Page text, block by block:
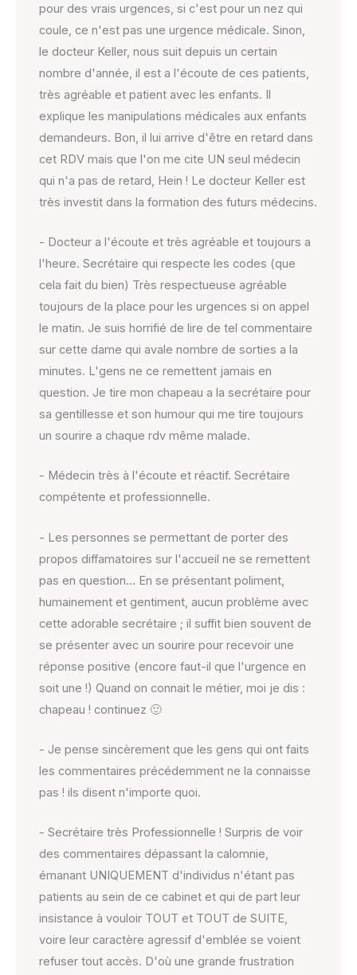
pour des vrais urgences, si c'est pour un nez qui
coule, ce n'est pas une urgence médicale. Sinon,
le docteur Keller, nous suit depuis un certain
nombre d'année, il est a l'écoute de ces patients,
très agréable et patient avec les enfants. Il
explique les manipulations médicales aux enfants
demandeurs. Bon, il lui arrive d'être en retard dans
cet RDV mais que l'on me cite UN seul médecin
qui n'a pas de retard, Hein ! Le docteur Keller est
très investit dans la formation des futurs médecins.
- Docteur a l'écoute et très agréable et toujours a
l'heure. Secrétaire qui respecte les codes (que
cela fait du bien) Très respectueuse agréable
toujours de la place pour les urgences si on appel
le matin. Je suis horrifié de lire de tel commentaire
sur cette dame qui avale nombre de sorties a la
minutes. L'gens ne ce remettent jamais en
question. Je tire mon chapeau a la secrétaire pour
sa gentillesse et son humour qui me tire toujours
un sourire a chaque rdv même malade.
- Médecin très à l'écoute et réactif. Secrétaire
compétente et professionnelle.
- Les personnes se permettant de porter des
propos diffamatoires sur l'accueil ne se remettent
pas en question… En se présentant poliment,
humainement et gentiment, aucun problème avec
cette adorable secrétaire ; il suffit bien souvent de
se présenter avec un sourire pour recevoir une
réponse positive (encore faut-il que l'urgence en
soit une !) Quand on connait le métier, moi je dis :
chapeau ! continuez 🙂
- Je pense sincèrement que les gens qui ont faits
les commentaires précédemment ne la connaisse
pas ! ils disent n'importe quoi.
- Secrétaire très Professionnelle ! Surpris de voir
des commentaires dépassant la calomnie,
émanant UNIQUEMENT d'individus n'étant pas
patients au sein de ce cabinet et qui de part leur
insistance à vouloir TOUT et TOUT de SUITE,
voire leur caractère agressif d'emblée se voient
refuser tout accès. D'où une grande frustration